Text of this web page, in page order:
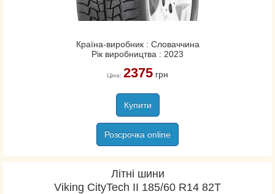
Країна-виробник : Словаччина
Рік виробництва : 2023
Ціна: 2375грн
Купити
Розсрочка online
Літні шини
Viking CityTech II 185/60 R14 82T